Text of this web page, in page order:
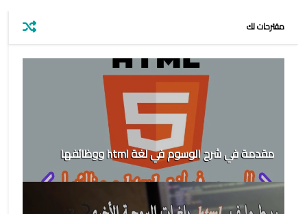
مقترحات لك
مقدمة في شرح الوسوم في لغة html ووظائفها